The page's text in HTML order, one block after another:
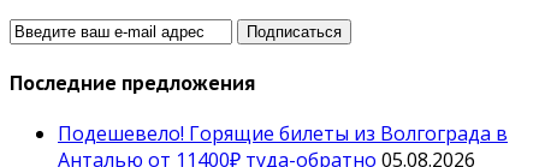
Последние предложения
Подешевело! Горящие билеты из Волгограда в
Анталью от 11400₽ туда-обратно 05.08.2026